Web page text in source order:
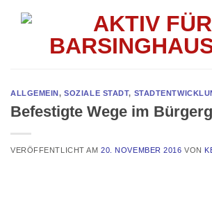
ALLGEMEIN,SOZIALE STADT,
Befestigte Wege im
VERÖFFENTLICHT AM20. NOVEMBER 2016 VON